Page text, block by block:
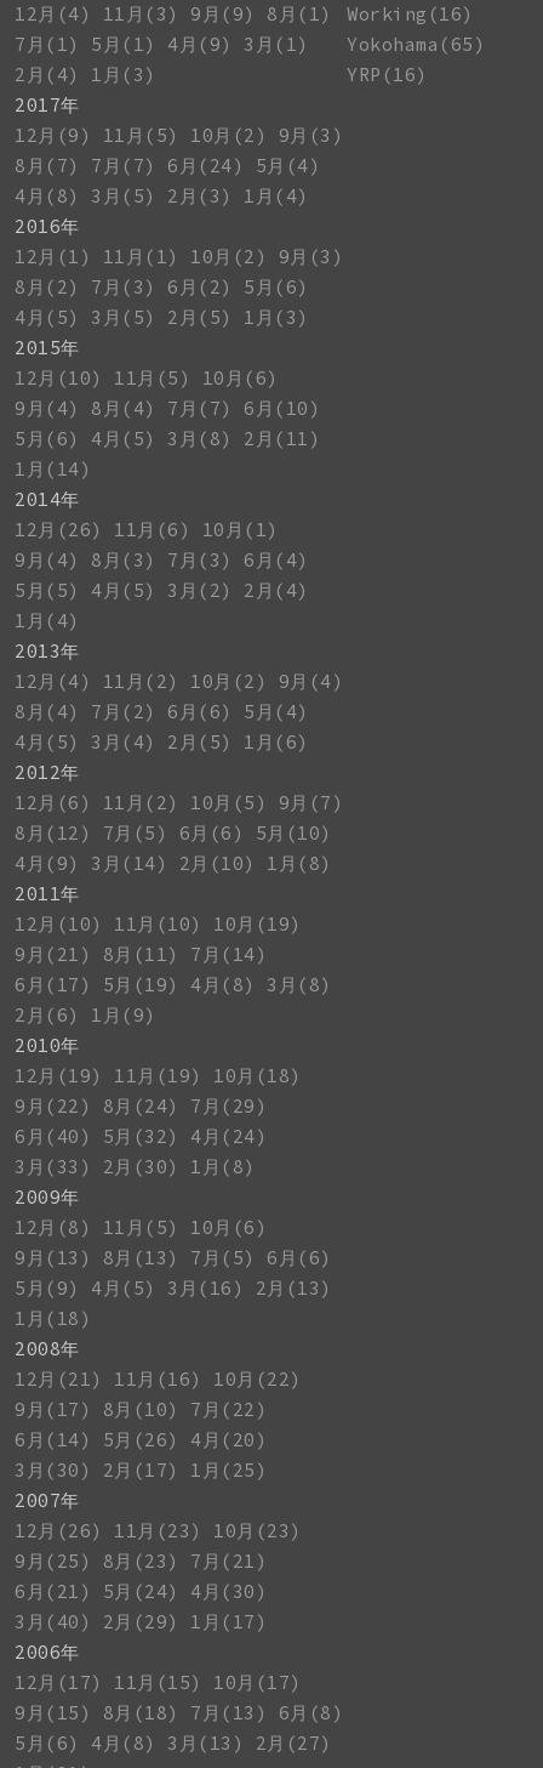
12月(4)
11月(3) 9月(9)
8月(1)
7月(1)
5月(1) 4月(9)
3月(1)
2月(4)
1月(3)
2017年
12月(9)
11月(5) 10月(2)
9月(3)
8月(7)
7月(7) 6月(24)
5月(4)
4月(8)
3月(5) 2月(3)
1月(4)
2016年
12月(1)
11月(1) 10月(2)
9月(3)
8月(2)
7月(3) 6月(2)
5月(6)
4月(5)
3月(5) 2月(5)
1月(3)
2015年
12月(10)
11月(5)
10月(6)
9月(4)
8月(4) 7月(7)
6月(10)
5月(6)
4月(5) 3月(8)
2月(11)
1月(14)
2014年
12月(26)
11月(6)
10月(1)
9月(4)
8月(3) 7月(3)
6月(4)
5月(5)
4月(5) 3月(2)
2月(4)
1月(4)
2013年
12月(4)
11月(2) 10月(2)
9月(4)
8月(4)
7月(2) 6月(6)
5月(4)
4月(5)
3月(4) 2月(5)
1月(6)
2012年
12月(6)
11月(2) 10月(5)
9月(7)
8月(12)
7月(5) 6月(6)
5月(10)
4月(9)
3月(14) 2月(10)
1月(8)
2011年
12月(10)
11月(10)
10月(19)
9月(21)
8月(11)
7月(14)
6月(17)
5月(19) 4月(8)
3月(8)
2月(6)
1月(9)
2010年
12月(19)
11月(19)
10月(18)
9月(22)
8月(24)
7月(29)
6月(40)
5月(32)
4月(24)
3月(33)
2月(30)
1月(8)
2009年
12月(8)
11月(5)
10月(6)
9月(13)
8月(13) 7月(5)
6月(6)
5月(9)
4月(5) 3月(16)
2月(13)
1月(18)
2008年
12月(21)
11月(16)
10月(22)
9月(17)
8月(10)
7月(22)
6月(14)
5月(26)
4月(20)
3月(30)
2月(17)
1月(25)
2007年
12月(26)
11月(23)
10月(23)
9月(25)
8月(23)
7月(21)
6月(21)
5月(24)
4月(30)
3月(40)
2月(29)
1月(17)
2006年
12月(17)
11月(15)
10月(17)
9月(15)
8月(18) 7月(13)
6月(8)
5月(6)
4月(8) 3月(13)
2月(27)
Working(16)
Yokohama(65)
YRP(16)